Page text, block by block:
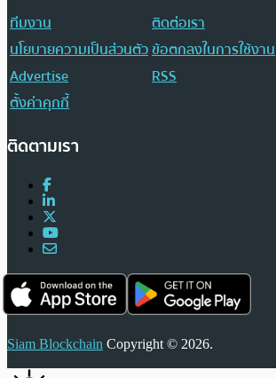
ทีมงาน
ติดต่อเรา
นโยบายความเป็นส่วนตัวข้อตกลงในการใช้งาน
Advertise
RSS
ตั้งค่าคุกกี้
ติดตามเรา
Siam Blockchain Copyright © 2026.